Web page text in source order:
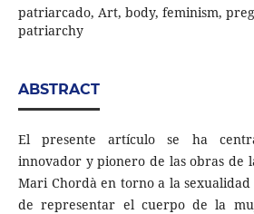
patriarcado, Art, body, feminism,
patriarchy
ABSTRACT
El presente artículo se ha
innovador y pionero de las obras de
Mari Chordà en torno a la
de representar el cuerpo de la